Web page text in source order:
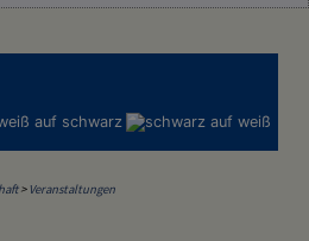
> Veranstaltungen